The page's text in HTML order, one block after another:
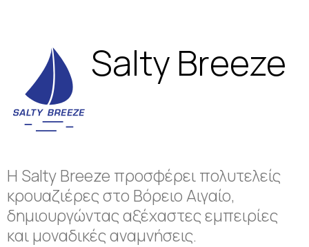
Salty Breeze
Η Salty Breeze προσφέρει πολυτελείς
κρουαζιέρες στο Βόρειο Αιγαίο,
δημιουργώντας αξέχαστες εμπειρίες
και μοναδικές αναμνήσεις.